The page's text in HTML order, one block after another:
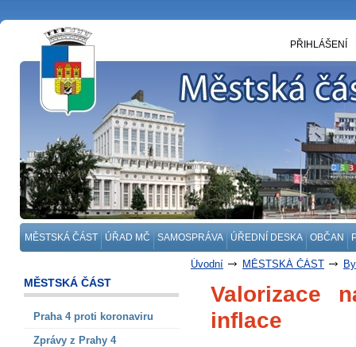
MĚSTSKÁ ČÁST ÚŘAD MČ SAMOSPRÁVA ÚŘEDNÍ DESKA OBČAN
PŘIHLÁŠENÍ
Úvodní MĚSTSKÁ ČÁST
MĚSTSKÁ ČÁST
Praha 4 proti koronaviru
Zprávy z Prahy 4
Valorizace
inflace